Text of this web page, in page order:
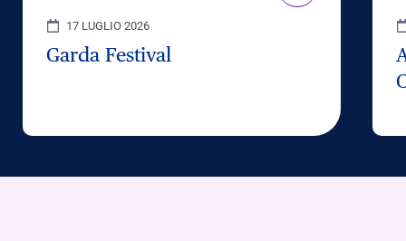
17 LUGLIO 2026
Garda Festival